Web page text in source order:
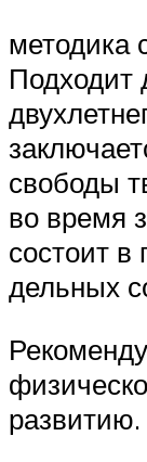
методика
Подходит
свободы
во время
состоит
дельных
развитию.